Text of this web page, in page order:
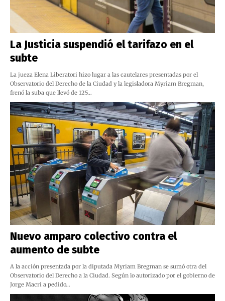
La Justicia suspendió el tarifazo en el
subte
La jueza Elena Liberatori hizo lugar a las cautelares presentadas por el
Observatorio del Derecho de la Ciudad y la legisladora Myriam Bregman,
frenó la suba que llevó de 125…
Nuevo amparo colectivo contra el
aumento de subte
A la acción presentada por la diputada Myriam Bregman se sumó otra del
Observatorio del Derecho a la Ciudad. Según lo autorizado por el gobierno de
Jorge Macri a pedido…